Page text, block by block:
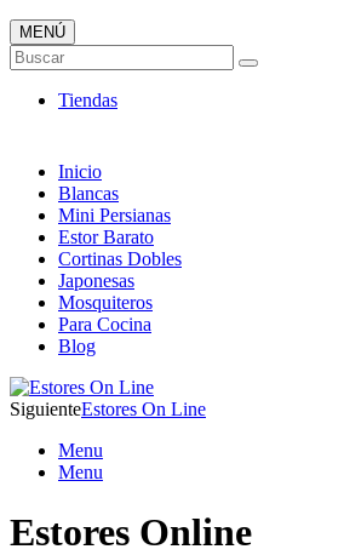
Catálogo ONLINE de Cortinas
Al mejor Precio
MENÚ
Buscar
Tiendas
Inicio
Blancas
Mini Persianas
Estor Barato
Cortinas Dobles
Japonesas
Mosquiteros
Para Cocina
Blog
SiguienteEstores On Line
Menu
Menu
Estores Online